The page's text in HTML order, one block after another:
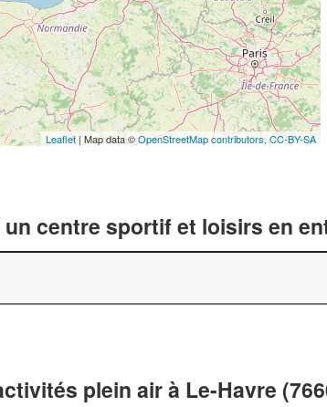
Leaflet | Map data ©OpenStreetMap contributors, CC-BY-SA
un centre sportif et loisirs en
plein air à Le-Havre